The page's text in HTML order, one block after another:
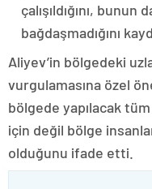
çalışıldığını,
bağdaşmadığını
Aliyev’in bölgedeki
vurgulamasına özel
bölgede yapılacak tüm
için değil bölge
olduğunu ifade etti.